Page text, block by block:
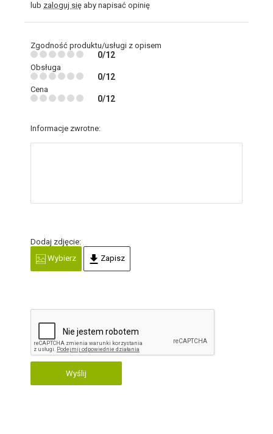
lub zaloguj się aby napisać opinię
Zgodność produktu/usługi z opisem
0/12
Obsługa
0/12
Cena
0/12
Informacje zwrotne:
Dodaj zdjęcie:
Wybierz
Zapisz
Wyślij